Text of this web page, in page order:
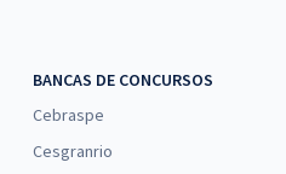
BANCAS DE CONCURSOS
Cebraspe
Cesgranrio